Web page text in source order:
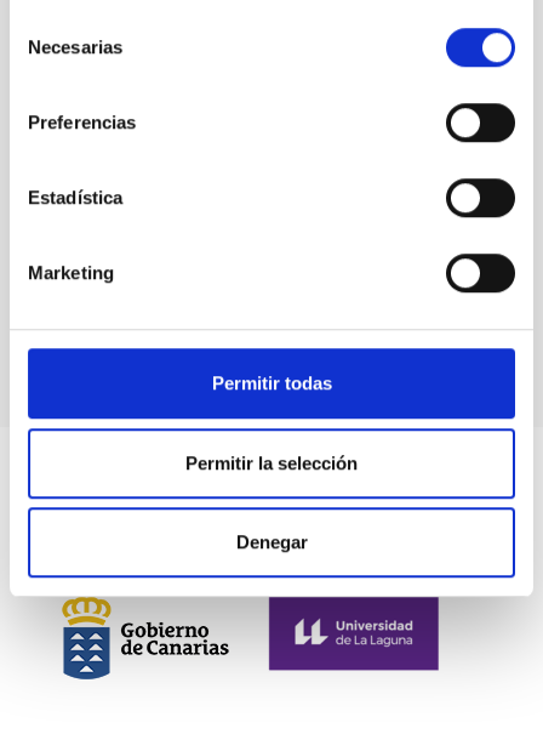
Necesarias
Preferencias
Estadística
Marketing
Permitir todas
Permitir la selección
Denegar
Presentation
the
Telescope
Museum
Palmas